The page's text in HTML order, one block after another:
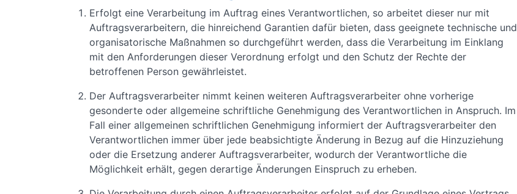
Erfolgt eine Verarbeitung im Auftrag eines Verantwortlichen, so arbeitet dieser nur mit
Auftragsverarbeitern, die hinreichend Garantien dafür bieten, dass geeignete technische und
organisatorische Maßnahmen so durchgeführt werden, dass die Verarbeitung im Einklang
mit den Anforderungen dieser Verordnung erfolgt und den Schutz der Rechte der
betroffenen Person gewährleistet.
Der Auftragsverarbeiter nimmt keinen weiteren Auftragsverarbeiter ohne vorherige
gesonderte oder allgemeine schriftliche Genehmigung des Verantwortlichen in Anspruch. Im
Fall einer allgemeinen schriftlichen Genehmigung informiert der Auftragsverarbeiter den
Verantwortlichen immer über jede beabsichtigte Änderung in Bezug auf die Hinzuziehung
oder die Ersetzung anderer Auftragsverarbeiter, wodurch der Verantwortliche die
Möglichkeit erhält, gegen derartige Änderungen Einspruch zu erheben.